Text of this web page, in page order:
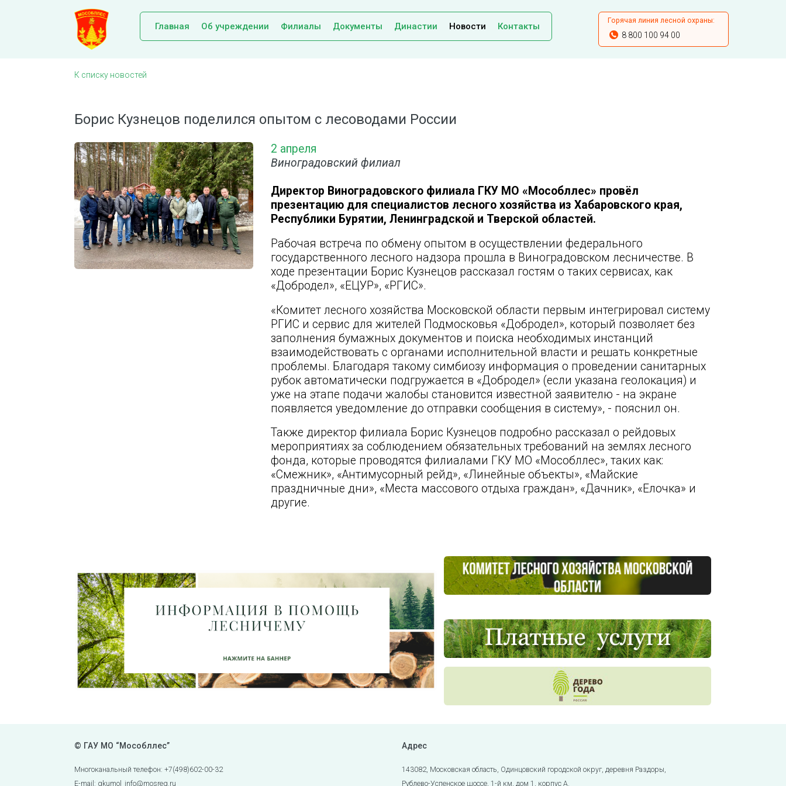
Главная Об учреждении Филиалы Документы Династии Новости Контакты
Горячая линия лесной охраны:
8 800 100 94 00
К списку новостей
Борис Кузнецов поделился опытом с лесоводами России
2 апреля
Виноградовский филиал
Директор Виноградовского филиала ГКУ МО «Мособллес» провёл
презентацию для специалистов лесного хозяйства из Хабаровского края,
Республики Бурятии, Ленинградской и Тверской областей.
Рабочая встреча по обмену опытом в осуществлении федерального
государственного лесного надзора прошла в Виноградовском лесничестве. В
ходе презентации Борис Кузнецов рассказал гостям о таких сервисах, как
«Добродел», «ЕЦУР», «РГИС».
«Комитет лесного хозяйства Московской области первым интегрировал систему
РГИС и сервис для жителей Подмосковья «Добродел», который позволяет без
заполнения бумажных документов и поиска необходимых инстанций
взаимодействовать с органами исполнительной власти и решать конкретные
проблемы. Благодаря такому симбиозу информация о проведении санитарных
рубок автоматически подгружается в «Добродел» (если указана геолокация) и
уже на этапе подачи жалобы становится известной заявителю - на экране
появляется уведомление до отправки сообщения в систему», - пояснил он.
Также директор филиала Борис Кузнецов подробно рассказал о рейдовых
мероприятиях за соблюдением обязательных требований на землях лесного
фонда, которые проводятся филиалами ГКУ МО «Мособллес», таких как:
«Смежник», «Антимусорный рейд», «Линейные объекты», «Майские
праздничные дни», «Места массового отдыха граждан», «Дачник», «Елочка» и
другие.
© ГАУ МО “Мособллес”
Многоканальный телефон: +7(498)602-00-32
E-mail: gkumol_info@mosreg.ru
Адрес
143082, Московская область, Одинцовский городской округ, деревня Раздоры,
Рублево-Успенское шоссе, 1-й км, дом 1, корпус А.